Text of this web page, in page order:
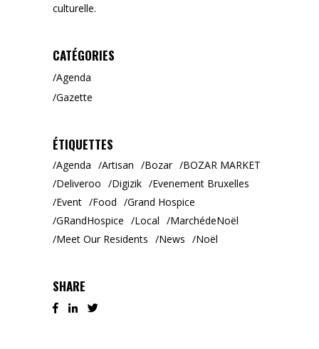
culturelle.
CATÉGORIES
Agenda
Gazette
ÉTIQUETTES
Agenda Artisan Bozar
BOZAR MARKET
Deliveroo
Digizik
Evenement Bruxelles
Event
Food
Grand Hospice
GRandHospice
Local
MarchédeNoël
Meet Our Residents
News Noël
SHARE